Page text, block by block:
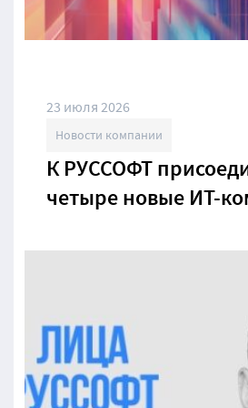
23 июля 2026
Новости компании
К РУССОФТ
четыре новые ИТ-